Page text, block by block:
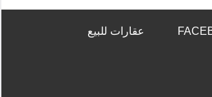
عقارات للبيع